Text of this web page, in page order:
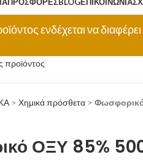
ενδέχεται να διαφέρει
> Χημικά πρόσθετα >
ΟΞΥ 85%